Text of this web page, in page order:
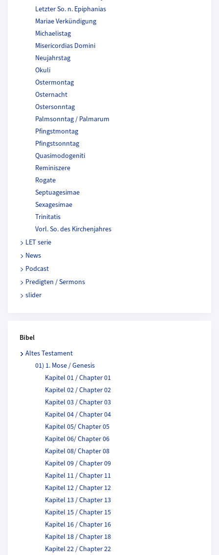
Letzter So. n. Epiphanias
Mariae Verkündigung
Michaelistag
Misericordias Domini
Neujahrstag
Okuli
Ostermontag
Osternacht
Ostersonntag
Palmsonntag / Palmarum
Pfingstmontag
Pfingstsonntag
Quasimodogeniti
Reminiszere
Rogate
Septuagesimae
Sexagesimae
Trinitatis
Vorl. So. des Kirchenjahres
LET serie
News
Podcast
Predigten / Sermons
slider
Bibel
Altes Testament
01) 1. Mose / Genesis
Kapitel 01 / Chapter 01
Kapitel 02 / Chapter 02
Kapitel 03 / Chapter 03
Kapitel 04 / Chapter 04
Kapitel 05/ Chapter 05
Kapitel 06/ Chapter 06
Kapitel 08/ Chapter 08
Kapitel 09 / Chapter 09
Kapitel 11 / Chapter 11
Kapitel 12 / Chapter 12
Kapitel 13 / Chapter 13
Kapitel 15 / Chapter 15
Kapitel 16 / Chapter 16
Kapitel 18 / Chapter 18
Kapitel 22 / Chapter 22